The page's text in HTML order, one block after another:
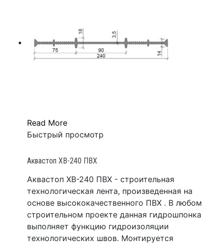
Read More
Быстрый просмотр
Аквастоп ХВ-240 ПВХ
Аквастоп ХВ-240 ПВХ - строительная
технологическая лента, произведенная на
основе высококачественного ПВХ . В любом
строительном проекте данная гидрошпонка
выполняет функцию гидроизоляции
технологических швов. Монтируется